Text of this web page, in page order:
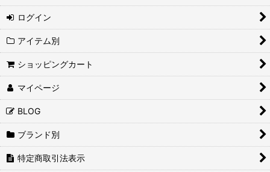
ログイン
アイテム別
ショッピングカート
マイページ
BLOG
ブランド別
特定商取引法表示